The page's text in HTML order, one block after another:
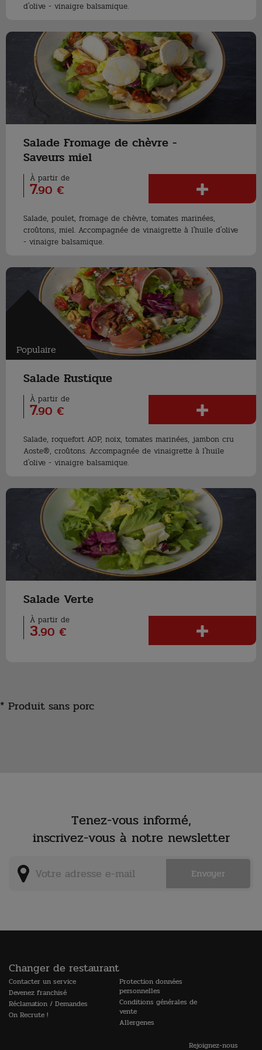
d'olive - vinaigre balsamique.
Salade Fromage de chèvre -
Saveurs miel
Salade, poulet, fromage de chèvre, tomates marinées,
croûtons, miel. Accompagnée de vinaigrette à l'huile d'olive
- vinaigre balsamique.
À partir de
7.90 €
Populaire
Salade Rustique
Salade, roquefort AOP, noix, tomates marinées, jambon cru
Aoste®, croûtons. Accompagnée de vinaigrette à l'huile
d'olive - vinaigre balsamique.
À partir de
7.90 €
Salade Verte
À partir de
3.90 €
* Produit sans porc
Tenez-vous informé,
inscrivez-vous à notre newsletter
Changer de restaurant
Contacter un service
Devenez franchisé
Réclamation / Demandes
On Recrute !
Protection données
personnelles
Conditions générales de
vente
Allergenes
Rejoignez-nous